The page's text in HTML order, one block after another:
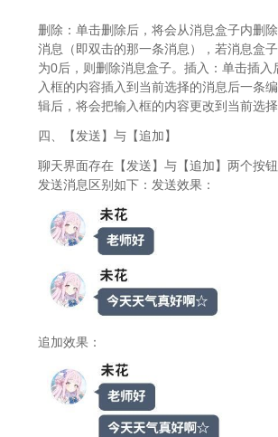
删除：单击删除后，将会从消息盒子内删
消息（即双击的那一条消息），若消息盒
为0后，则删除消息盒子。插入：单击插入
入框的内容插入到当前选择的消息后一条
辑后，将会把输入框的内容更改到当前选
四、【发送】与【追加】
聊天界面存在【发送】与【追加】两个按
发送消息区别如下：发送效果：
追加效果：